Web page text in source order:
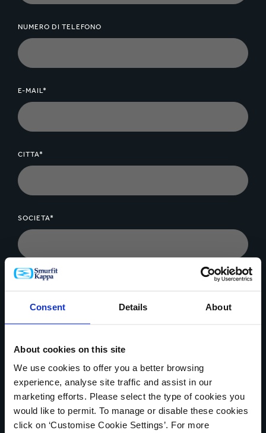
Consent Details About
About cookies on this site
We use cookies to offer you a better browsing
experience, analyse site traffic and assist in our
marketing efforts. Please select the type of cookies you
would like to permit. To manage or disable these cookies
click on ‘Customise Cookie Settings’. For more
NUMERO DI TELEFONO
E-MAIL*
CITTA*
SOCIETA*
MESSAGGIO*